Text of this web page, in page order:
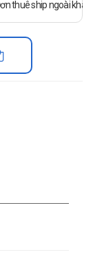
thuê ship ngoài